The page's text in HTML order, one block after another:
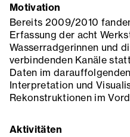
Motivation
Bereits 2009/2010
Erfassung der acht
Wasserradgerinnen und
verbindenden Kanäle
Daten im
Interpretation und
Rekonstruktionen im
Aktivitäten